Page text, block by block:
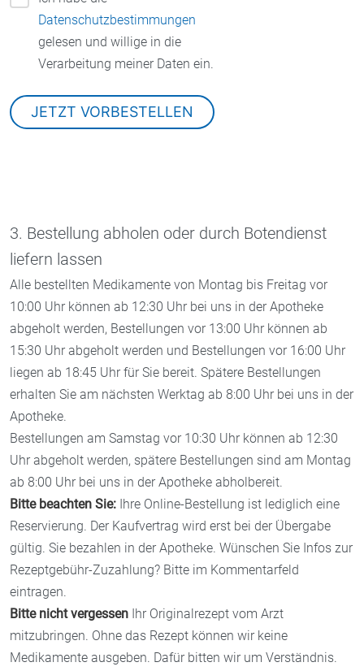
Datenschutzbestimmungen
gelesen und willige in die
Verarbeitung meiner Daten ein.
3. Bestellung abholen oder durch Botendienst
liefern lassen
Alle bestellten Medikamente von Montag bis Freitag vor
10:00 Uhr können ab 12:30 Uhr bei uns in der Apotheke
abgeholt werden, Bestellungen vor 13:00 Uhr können ab
15:30 Uhr abgeholt werden und Bestellungen vor 16:00 Uhr
liegen ab 18:45 Uhr für Sie bereit. Spätere Bestellungen
erhalten Sie am nächsten Werktag ab 8:00 Uhr bei uns in der
Apotheke.
Bestellungen am Samstag vor 10:30 Uhr können ab 12:30
Uhr abgeholt werden, spätere Bestellungen sind am Montag
ab 8:00 Uhr bei uns in der Apotheke abholbereit.
Bitte beachten Sie: Ihre Online-Bestellung ist lediglich eine
Reservierung. Der Kaufvertrag wird erst bei der Übergabe
gültig. Sie bezahlen in der Apotheke. Wünschen Sie Infos zur
Rezeptgebühr-Zuzahlung? Bitte im Kommentarfeld
eintragen.
Bitte nicht vergessen Ihr Originalrezept vom Arzt
mitzubringen. Ohne das Rezept können wir keine
Medikamente ausgeben. Dafür bitten wir um Verständnis.